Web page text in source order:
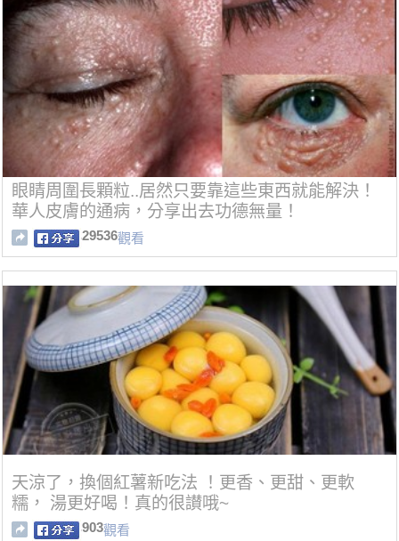
眼睛周圍長顆粒..居然只要靠這些東西就能解決！
華人皮膚的通病，分享出去功德無量！
29536觀看
天涼了，換個紅薯新吃法 ！更香、更甜、更軟
糯， 湯更好喝！真的很讃哦~
903觀看